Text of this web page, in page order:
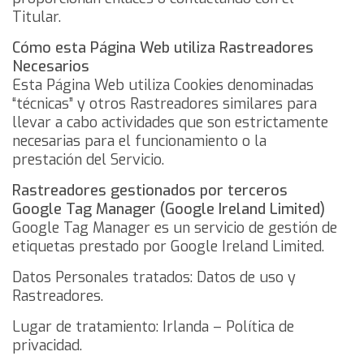
Titular.
Cómo esta Página Web utiliza Rastreadores
Necesarios
Esta Página Web utiliza Cookies denominadas
“técnicas” y otros Rastreadores similares para
llevar a cabo actividades que son estrictamente
necesarias para el funcionamiento o la
prestación del Servicio.
Rastreadores gestionados por terceros
Google Tag Manager (Google Ireland Limited)
Google Tag Manager es un servicio de gestión de
etiquetas prestado por Google Ireland Limited.
Datos Personales tratados: Datos de uso y
Rastreadores.
Lugar de tratamiento: Irlanda – Política de
privacidad.